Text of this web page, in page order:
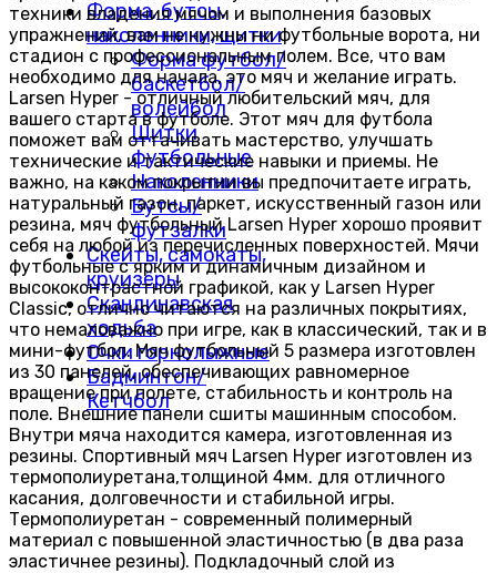
Форма, бутсы,
наколенники, щитки
Форма футбол/
баскетбол/
волейбол
Щитки
футбольные
Наколенники
Бутсы/
футзалки
Скейты, самокаты,
круизёры
Скандинавская
ходьба
Очки горнолыжные
Бадминтон/
Кетчбол
техники владения мячом и выполнения базовых
упражнений, вам не нужны ни футбольные ворота, ни
стадион с профессиональным полем. Все, что вам
необходимо для начала, это мяч и желание играть.
Larsen Hyper - отличный любительский мяч, для
вашего старта в футболе. Этот мяч для футбола
поможет вам оттачивать мастерство, улучшать
технические и тактические навыки и приемы. Не
важно, на каком покрытии вы предпочитаете играть,
натуральный газон, паркет, искусственный газон или
резина, мяч футбольный Larsen Hyper хорошо проявит
себя на любой из перечисленных поверхностей. Мячи
футбольные с ярким и динамичным дизайном и
высококонтрастной графикой, как у Larsen Hyper
Classic, отлично читаются на различных покрытиях,
что немаловажно при игре, как в классический, так и в
мини-футбол. Мяч футбольный 5 размера изготовлен
из 30 панелей, обеспечивающих равномерное
вращение при полете, стабильность и контроль на
поле. Внешние панели сшиты машинным способом.
Внутри мяча находится камера, изготовленная из
резины. Спортивный мяч Larsen Hyper изготовлен из
термополиуретана,толщиной 4мм. для отличного
касания, долговечности и стабильной игры.
Термополиуретан - современный полимерный
материал с повышенной эластичностью (в два раза
эластичнее резины). Подкладочный слой из